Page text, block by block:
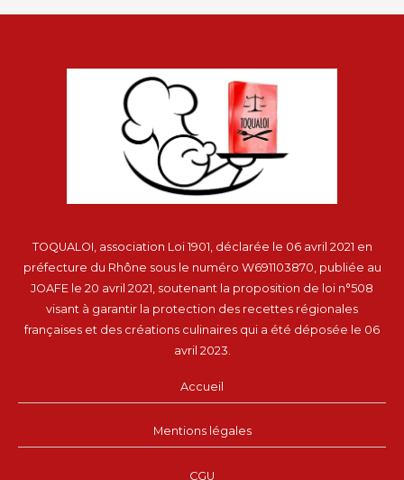
TOQUALOI, association Loi 1901, déclarée le 06 avril 2021 en
préfecture du Rhône sous le numéro W691103870, publiée au
JOAFE le 20 avril 2021, soutenant la proposition de loi n°508
visant à garantir la protection des recettes régionales
françaises et des créations culinaires qui a été déposée le 06
avril 2023.
Accueil
Mentions légales
CGU